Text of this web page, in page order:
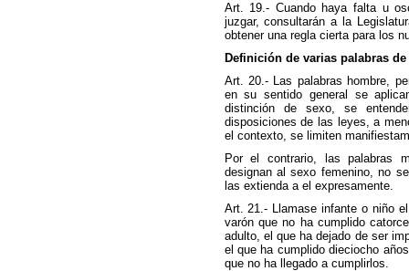
Art. 19.- Cuando haya falta u
juzgar, consultarán a la
obtener una regla cierta para los
Definición de varias palabras
Art. 20.- Las palabras hombre,
en su sentido general se
distinción de sexo, se
disposiciones de las leyes, a
el contexto, se limiten
Por el contrario, las palabras
designan al sexo femenino, no
las extienda a el expresamente.
Art. 21.- Llamase infante o niño
varón que no ha cumplido
adulto, el que ha dejado de ser
el que ha cumplido dieciocho
que no ha llegado a cumplirlos.